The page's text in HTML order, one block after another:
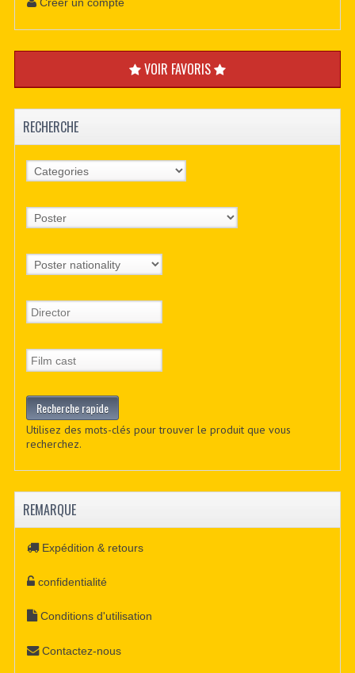
VOIR FAVORIS
RECHERCHE
Utilisez des mots-clés pour trouver le produit que vous
recherchez.
REMARQUE
Expédition & retours
confidentialité
Conditions d'utilisation
Contactez-nous